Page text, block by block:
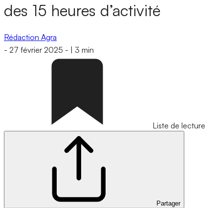
des 15 heures d’activité
Rédaction Agra
- 27 février 2025 - 3 min
Liste de lecture
Partager